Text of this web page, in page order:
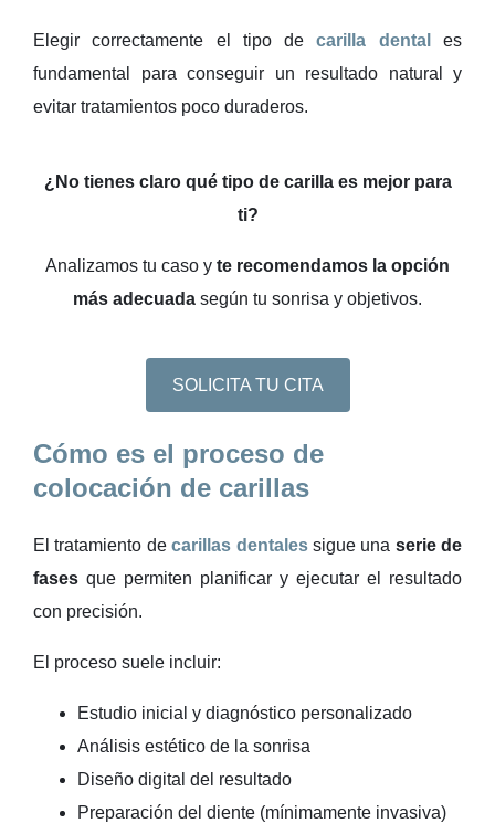
Elegir correctamente el tipo decarilla dental
es
fundamental para conseguir un resultado natural y
evitar tratamientos poco duraderos.
¿No tienes claro qué tipo de carilla es mejor para
ti?
Analizamos tu caso y te recomendamos la opción
más adecuada según tu sonrisa y objetivos.
SOLICITA TU CITA
Cómo es el proceso de
colocación de carillas
El tratamiento de carillas dentalessigue una serie de
fases que permiten planificar y ejecutar el resultado
con precisión.
El proceso suele incluir:
Estudio inicial y diagnóstico personalizado
Análisis estético de la sonrisa
Diseño digital del resultado
Preparación del diente (mínimamente invasiva)